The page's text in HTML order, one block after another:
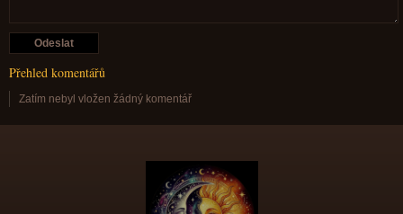
Přehled komentářů
Zatím nebyl vložen žádný komentář